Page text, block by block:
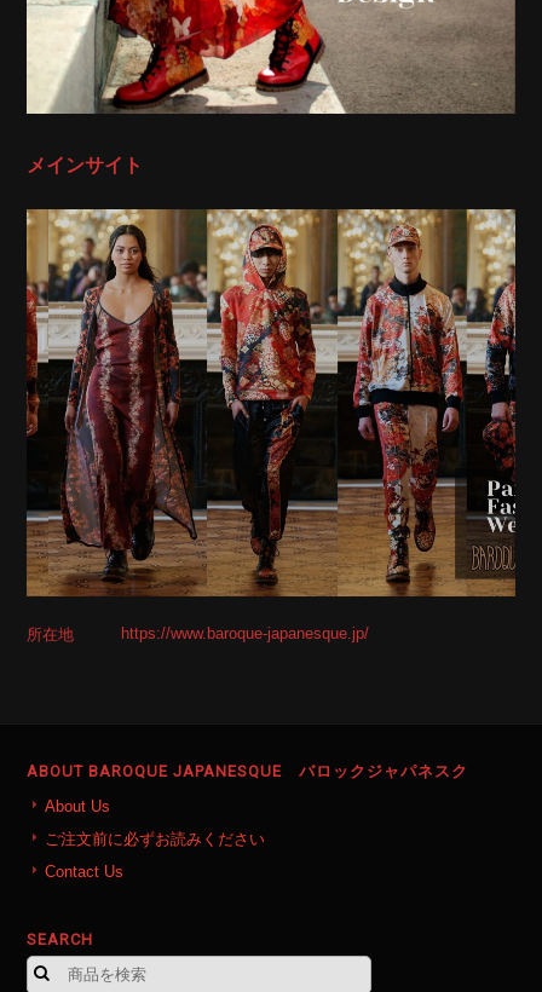
メインサイト
所在地 https://www.baroque-japanesque.jp/
ABOUT BAROQUE JAPANESQUE バロックジャパネスク
About Us
ご注文前に必ずお読みください
Contact Us
SEARCH